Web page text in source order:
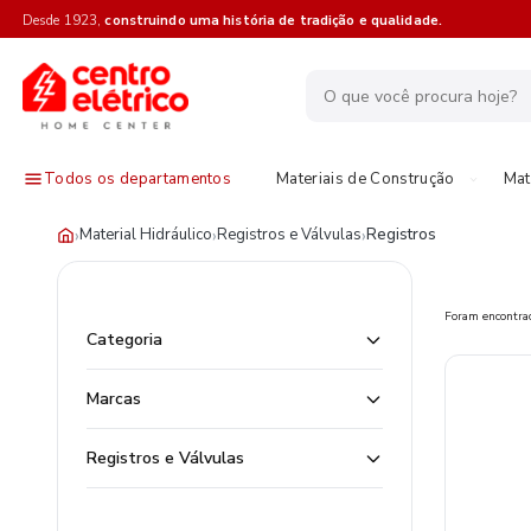
Desde 1923,construindo uma história de tradição e qualidade.
Todos os departamentos Materiais de Construção
›Material Hidráulico›Registros e Válvulas›Registros
Categoria
Marcas
Registros e Válvulas
Foram